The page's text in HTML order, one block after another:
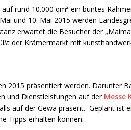
rund 10.000 qm² ein buntes
und 10. Mai 2015 werden
erwartet die Besucher der
der Krämermarkt mit
2015 präsentiert werden. Darunter
und Dienstleistungen auf derMesse
auf der Gewa präsent. Geplant ist
Tipps erhalten können.